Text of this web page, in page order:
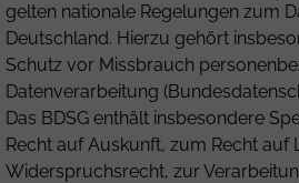
gelten nationale Regelungen zum
Deutschland. Hierzu gehört
Schutz vor Missbrauch
Datenverarbeitung
Das BDSG enthält insbesondere
Recht auf Auskunft, zum Recht auf
Widerspruchsrecht, zur